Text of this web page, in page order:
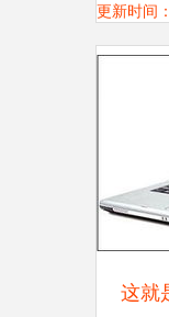
更新时间
这就